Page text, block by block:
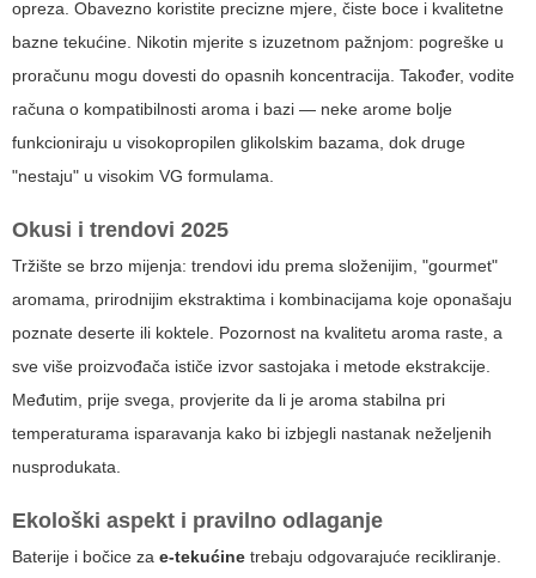
opreza. Obavezno koristite precizne mjere, čiste boce i kvalitetne
bazne tekućine. Nikotin mjerite s izuzetnom pažnjom: pogreške u
proračunu mogu dovesti do opasnih koncentracija. Također, vodite
računa o kompatibilnosti aroma i bazi — neke arome bolje
funkcioniraju u visokopropilen glikolskim bazama, dok druge
"nestaju" u visokim VG formulama.
Okusi i trendovi 2025
Tržište se brzo mijenja: trendovi idu prema složenijim, "gourmet"
aromama, prirodnijim ekstraktima i kombinacijama koje oponašaju
poznate deserte ili koktele. Pozornost na kvalitetu aroma raste, a
sve više proizvođača ističe izvor sastojaka i metode ekstrakcije.
Međutim, prije svega, provjerite da li je aroma stabilna pri
temperaturama isparavanja kako bi izbjegli nastanak neželjenih
nusprodukata.
Ekološki aspekt i pravilno odlaganje
Baterije i bočice za e-tekućine trebaju odgovarajuće recikliranje.